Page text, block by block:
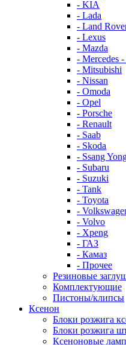
- KIA
- Lada
- Land
- Lexus
- Mazda
- Mercedes
- Mitsubishi
- Nissan
- Omoda
- Opel
- Porsche
- Renault
- Saab
- Skoda
- Ssang
- Subaru
- Suzuki
- Tank
- Toyota
-
- Volvo
- Xpeng
- ГАЗ
- Камаз
- Прочее
Резиновые
Комплектующие
Пистоны/клипсы
Ксенон
Блоки розжига
Блоки розжига
Ксеноновые